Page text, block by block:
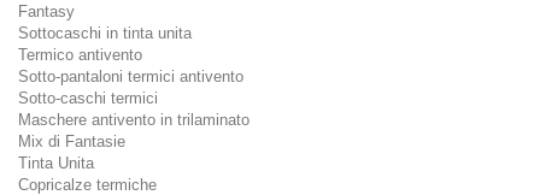
Fantasy
Sottocaschi in tinta unita
Termico antivento
Sotto-pantaloni termici antivento
Sotto-caschi termici
Maschere antivento in trilaminato
Mix di Fantasie
Tinta Unita
Copricalze termiche